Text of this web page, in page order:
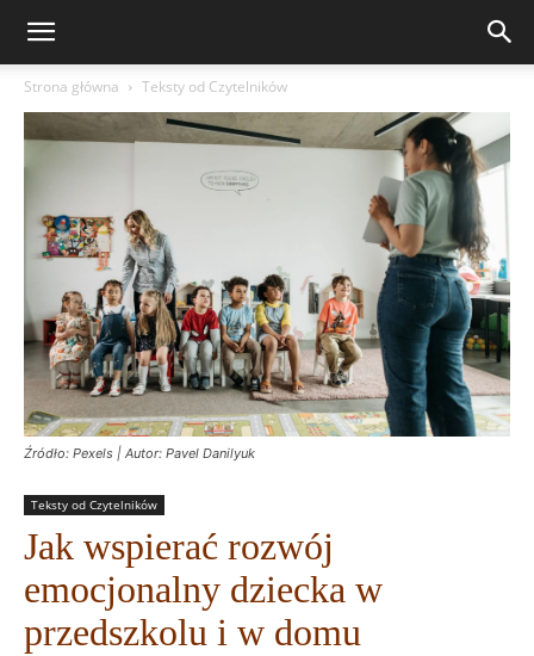
Strona główna Teksty od Czytelników
Źródło: Pexels | Autor: Pavel Danilyuk
Teksty od Czytelników
Jak wspierać rozwój
emocjonalny dziecka w
przedszkolu i w domu